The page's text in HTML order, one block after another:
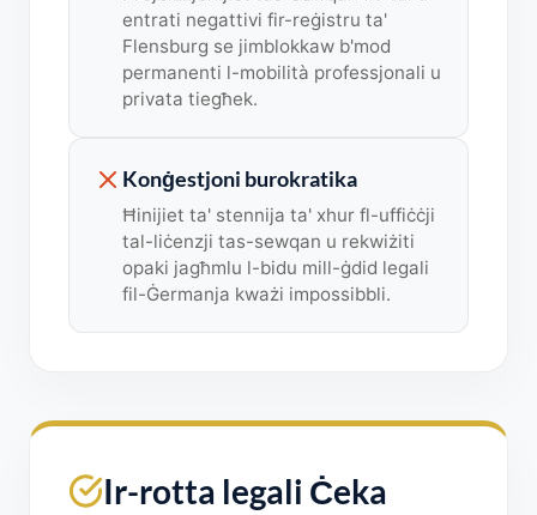
entrati negattivi fir-reġistru ta'
Flensburg se jimblokkaw b'mod
permanenti l-mobilità professjonali u
privata tiegħek.
Konġestjoni burokratika
Ħinijiet ta' stennija ta' xhur fl-uffiċċji
tal-liċenzji tas-sewqan u rekwiżiti
opaki jagħmlu l-bidu mill-ġdid legali
fil-Ġermanja kważi impossibbli.
Ir-rotta legali Ċeka